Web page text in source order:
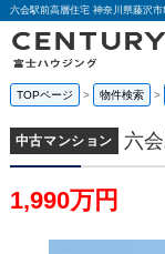
TOPページ 物件検索
中古マンション 六
1,990万円